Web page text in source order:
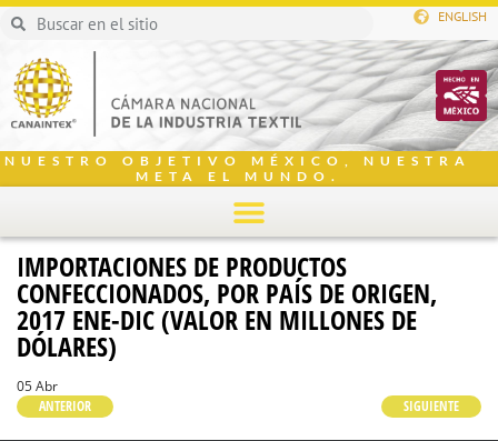
ENGLISH
NUESTRO OBJETIVO MÉXICO, NUESTRA
META EL MUNDO.
IMPORTACIONES DE PRODUCTOS
CONFECCIONADOS, POR PAÍS DE ORIGEN,
2017 ENE-DIC (VALOR EN MILLONES DE
DÓLARES)
05 Abr
ANTERIOR
SIGUIENTE